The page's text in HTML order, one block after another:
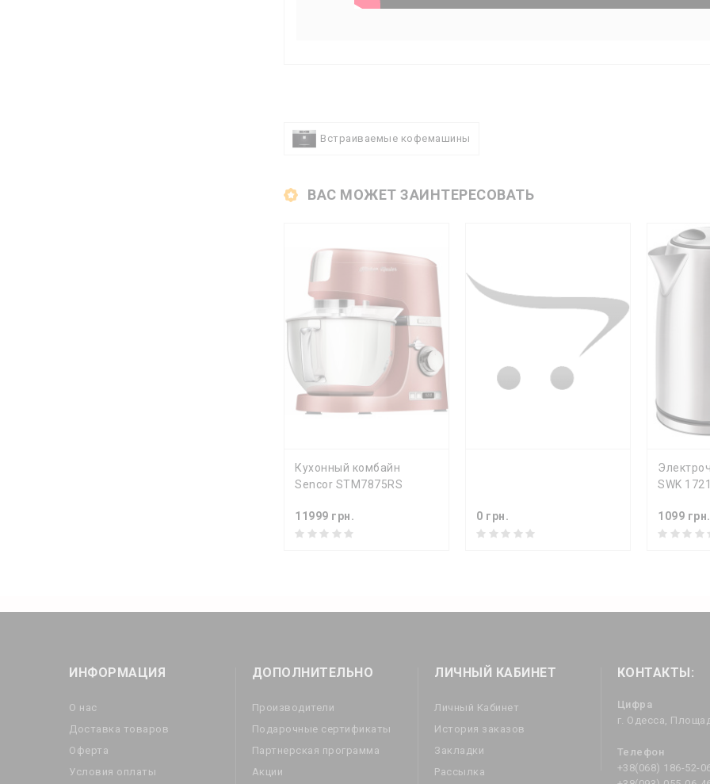
Встраиваемые кофемашины
ВАС МОЖЕТ ЗАИНТЕРЕСОВАТЬ
КУПИТЬ
Кухонный комбайн
Sencor STM7875RS
11999 грн. 0 грн.
SWK
1099 грн.
ИНФОРМАЦИЯ
О нас
Доставка товаров
Оферта
Условия оплаты
ДОПОЛНИТЕЛЬНО
Производители
Подарочные сертификаты
Партнерская программа
Акции
ЛИЧНЫЙ КАБИНЕТ
Личный Кабинет
История заказов
Закладки
Рассылка
КОНТАКТЫ:
Цифра
г. Одесса,
Телефон
+38(068) 186-52-